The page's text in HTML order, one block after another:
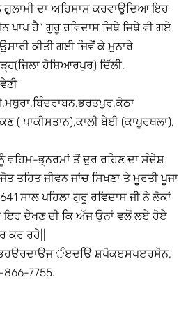
ਗੁਲਾਮੀ ਦਾ ਅਹਿਸਾਸ ਕਰਵਾਉਦਿਆ ਇਹ
ਪਾਪ ਹੈ” ਗੁਰੂ ਰਵਿਦਾਸ ਜਿਥੇ ਜਿਥੇ ਵੀ ਗਏ
ਕੀਤੀ ਗਈ ਜਿਵੇਂ ਕੇ ਮੁਨਾਰੇ
ਹੋਸ਼ਿਆਰਪੁਰ) ਦਿੱਲੀ,
( ਪਾਕੀਸਤਾਨ),ਕਾਲੀ ਬੇਈ (ਕਾਪੂਰਥਲਾ),
ਵਹਿਮ-ਭ੍ਨਰਮਾਂ ਤੋਂ ਦੁਰ ਰਹਿਣ ਦਾ ਸੰਦੇਸ਼
ਤਹਿਤ ਜੀਵਨ ਜਾਂਚ ਸਿਖਣਾ ਤੇ ਮੂੁਰਤੀ ਪੂਜਾ
ਸਾਲ ਪਹਿਲਾ ਗੁਰੂ ਰਵਿਦਾਸ ਜੀ ਨੇ ਲੋਕਾਂ
ਇਹ ਦੇਖਣ ਦੀ ਕਿ ਅੱਜ ਉਨਾਂ ਵਲੋਂ ਲਏ ਹੋਏ
ਕਰ ਰਹੇ||
ੰੲਦੳਿ ਸ਼ਪੋਕੲਸਪੲਰਸੋਨ,
7755.